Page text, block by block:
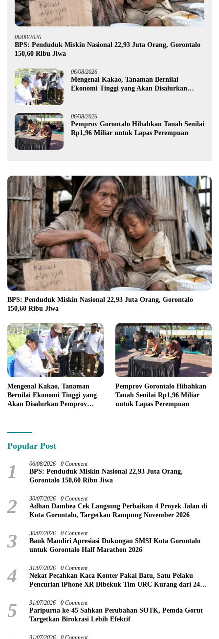
06/08/2026
BPS: Penduduk Miskin Nasional 22,93 Juta Orang, Gorontalo
150,60 Ribu Jiwa
06/08/2026
Mengenal Kakao, Tanaman Bernilai
Ekonomi Tinggi yang Akan Disalurkan
06/08/2026
Pemprov Gorontalo Hibahkan Tanah Senilai
Rp1,96 Miliar untuk Lapas Perempuan
BPS: Penduduk Miskin Nasional 22,93 Juta Orang, Gorontalo
150,60 Ribu Jiwa
Mengenal Kakao, Tanaman
Bernilai Ekonomi Tinggi yang
Akan Disalurkan Pemprov
Pemprov Gorontalo Hibahkan
Tanah Senilai Rp1,96 Miliar
untuk Lapas Perempuan
Popular Post
1 06/08/2026 0 Comment
BPS: Penduduk Miskin Nasional 22,93 Juta Orang,
Gorontalo 150,60 Ribu Jiwa
2 30/07/2026 0 Comment
Adhan Dambea Cek Langsung Perbaikan 4 Proyek Jalan di
Kota Gorontalo, Targetkan Rampung November 2026
3 30/07/2026 0 Comment
Bank Mandiri Apresiasi Dukungan SMSI Kota Gorontalo
untuk Gorontalo Half Marathon 2026
4 31/07/2026 0 Comment
Nekat Pecahkan Kaca Konter Pakai Batu, Satu Pelaku
Pencurian iPhone XR Dibekuk Tim URC Kurang dari 24
5 31/07/2026 0 Comment
Paripurna ke-45 Sahkan Perubahan SOTK, Pemda Gorut
Targetkan Birokrasi Lebih Efektif
31/07/2026 0 Comment